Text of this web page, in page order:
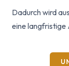
Dadurch wird
eine langfristige